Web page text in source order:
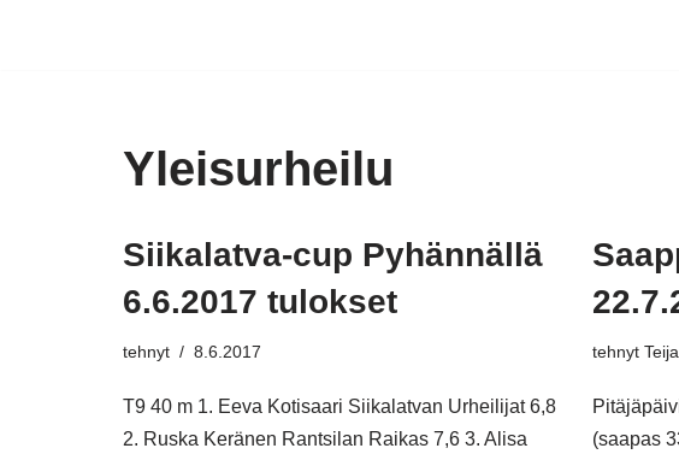
Yleisurheilu
Siikalatva-cup Pyhännällä
6.6.2017 tulokset
tehnyt 8.6.2017
T9 40 m 1. Eeva Kotisaari Siikalatvan Urheilijat 6,8
2. Ruska Keränen Rantsilan Raikas 7,6 3. Alisa
tehnyt
(saapas